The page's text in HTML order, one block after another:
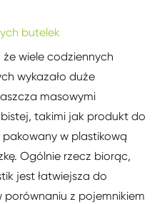
butelek
że wiele codziennych
wykazało duże
masowymi
takimi jak produkt do
w plastikową
Ogólnie rzecz biorąc,
jest łatwiejsza do
porównaniu z pojemnikiem